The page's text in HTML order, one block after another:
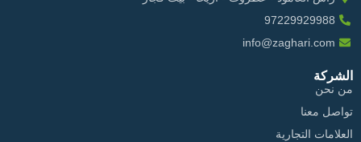
97229929988
info@zaghari.com
الشركة
من نحن
تواصل معنا
العلامات التجارية